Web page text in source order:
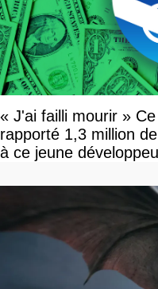
« J'ai failli mourir »
rapporté 1,3 million
à ce jeune